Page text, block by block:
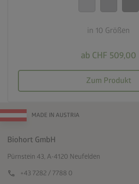
in 10 Größen
ab CHF 509,00
Zum Produkt
MADE IN AUSTRIA
Biohort GmbH
Pürnstein 43, A-4120 Neufelden
call +43 7282 / 7788 0